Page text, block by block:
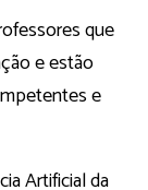
que
e estão
e
Artificial da